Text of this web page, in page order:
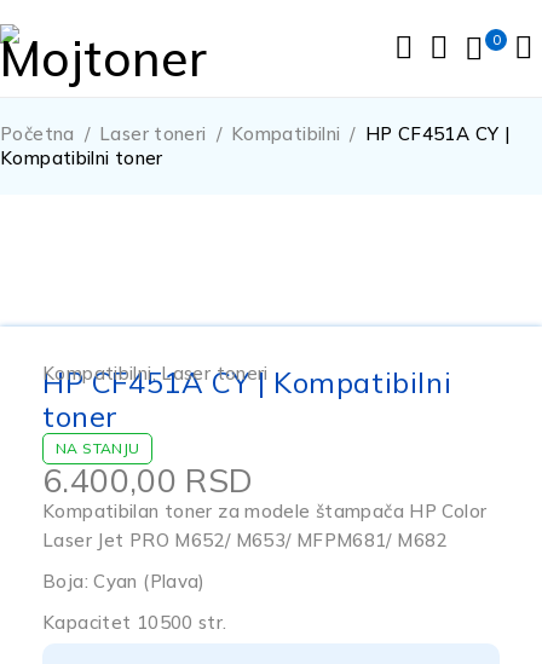
0
Početna / Laser toneri / Kompatibilni / HP CF451A CY |
Kompatibilni toner
Kompatibilni,Laser toneri
HP CF451A CY | Kompatibilni
toner
NA STANJU
6.400,00 RSD
Kompatibilan toner za modele štampača HP Color
Laser Jet PRO M652/ M653/ MFPM681/ M682
Boja: Cyan (Plava)
Kapacitet 10500 str.